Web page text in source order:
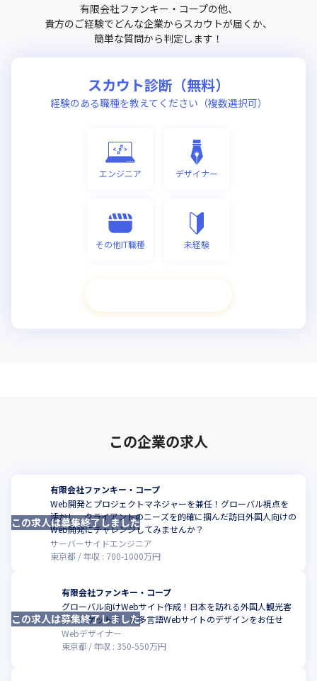
有限会社ファンキー・コープの他、
貴方のご経験でどんな企業からスカウトが届くか、
簡単な質問から判定します！
スカウト診断（無料）
経験のある職種を教えてください（複数選択可）
エンジニア デザイナー
その他IT職種 未経験
この企業の求人
有限会社ファンキー・コープ
Web開発とプロジェクトマネジャーを兼任！グローバル視点を
活かし、クライアントのニーズを的確に掴んだ訪日外国人向けの
Web開発にチャレンジしてみませんか？
サーバーサイドエンジニア
東京都
年収 : 700-1000万円
この求人は募集終了しました
有限会社ファンキー・コープ
グローバル向けWebサイト作成！日本を訪れる外国人観光客
をターゲットにした多言語Webサイトのデザインをお任せ
Webデザイナー
東京都
年収 : 350-550万円
この求人は募集終了しました